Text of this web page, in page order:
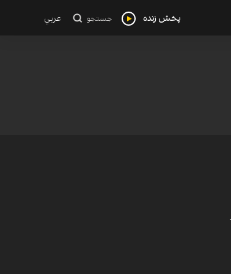
پخش زنده جستجو عربي